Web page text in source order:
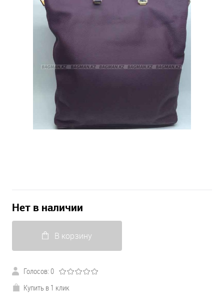
Нет в наличии
В корзину
Голосов: 0
Купить в 1 клик